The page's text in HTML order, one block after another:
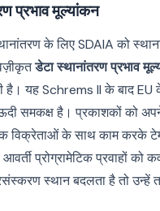
प्रभाव मूल्यांकन
के लिए SDAIA को
डेटा स्थानांतरण प्रभाव
है। यह Schrems II के बाद EU
समकक्ष है। प्रकाशकों को
विक्रेताओं के साथ काम करके
आवर्ती प्रोग्रामेटिक प्रवाहों
स्थान बदलता है तो उन्हें